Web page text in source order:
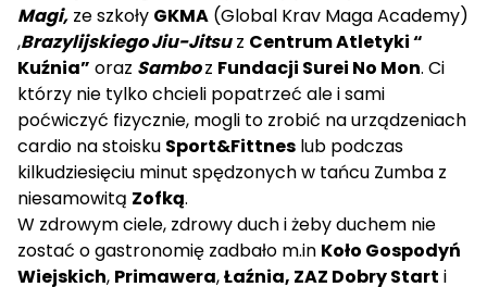
Magi, ze szkoły GKMA (Global Krav Maga Academy)
,Brazylijskiego Jiu-Jitsuz Centrum Atletyki “
Kuźnia” oraz Samboz Fundacji Surei No Mon. Ci
którzy nie tylko chcieli popatrzeć ale i sami
poćwiczyć fizycznie, mogli to zrobić na urządzeniach
cardio na stoisku Sport&Fittnes lub podczas
kilkudziesięciu minut spędzonych w tańcu Zumba z
niesamowitą Zofką.
W zdrowym ciele, zdrowy duch i żeby duchem nie
zostać o gastronomię zadbało m.in Koło Gospodyń
Wiejskich, Primawera,Łaźnia, ZAZ Dobry Start i